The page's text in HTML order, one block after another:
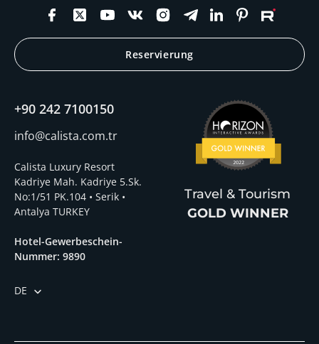
Reservierung
+90 242 7100150
info@calista.com.tr
Calista Luxury Resort
Kadriye Mah. Kadriye 5.Sk.
No:1/51 PK.104 • Serik •
Antalya TURKEY
Hotel-Gewerbeschein-
Nummer: 9890
DE
Travel & Tourism
GOLD WINNER